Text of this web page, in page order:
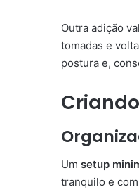
Outra adição
tomadas e
postura e,
Um setup
tranquilo e